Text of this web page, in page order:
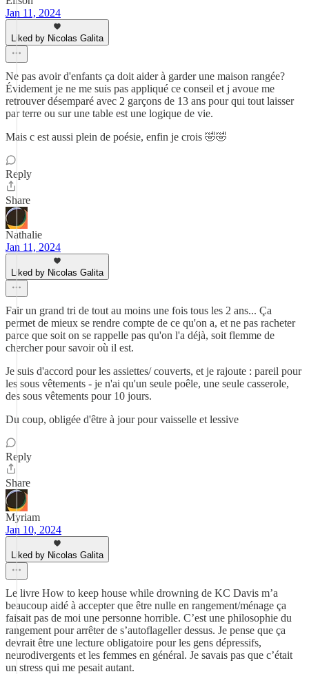
Jan 11, 2024
Liked by Nicolas Galita
Ne pas avoir d'enfants ça doit aider à garder une maison rangée?
Évidement je ne me suis pas appliqué ce conseil et j avoue me
retrouver désemparé avec 2 garçons de 13 ans pour qui tout laisser
par terre ou sur une table est une logique de vie.
Mais c est aussi plein de poésie, enfin je crois 🤣🤣
Reply
Share
Nathalie
Jan 11, 2024
Liked by Nicolas Galita
Fair un grand tri de tout au moins une fois tous les 2 ans... Ça
permet de mieux se rendre compte de ce qu'on a, et ne pas racheter
parce que soit on se rappelle pas qu'on l'a déjà, soit flemme de
chercher pour savoir où il est.
Je suis d'accord pour les assiettes/ couverts, et je rajoute : pareil pour
les sous vêtements - je n'ai qu'un seule poêle, une seule casserole,
des sous vêtements pour 10 jours.
Du coup, obligée d'être à jour pour vaisselle et lessive
Reply
Share
Myriam
Jan 10, 2024
Liked by Nicolas Galita
Le livre How to keep house while drowning de KC Davis m’a
beaucoup aidé à accepter que être nulle en rangement/ménage ça
faisait pas de moi une personne horrible. C’est une philosophie du
rangement pour arrêter de s’autoflageller dessus. Je pense que ça
devrait être une lecture obligatoire pour les gens dépressifs,
neurodivergents et les femmes en général. Je savais pas que c’était
un stress qui me pesait autant.